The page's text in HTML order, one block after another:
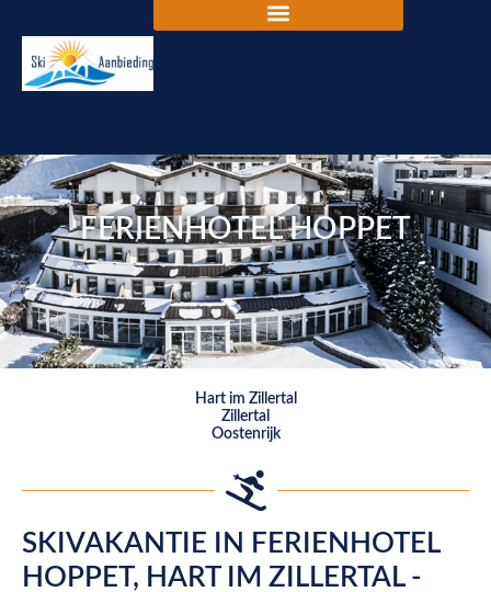
FERIENHOTEL HOPPET
Hart im Zillertal
Zillertal
Oostenrijk
SKIVAKANTIE IN FERIENHOTEL
HOPPET, HART IM ZILLERTAL -